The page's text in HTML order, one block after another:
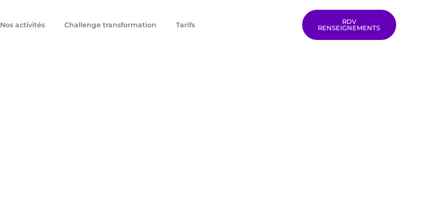
Nos activités Challenge transformation Tarifs
RDV
RENSEIGNEMENTS